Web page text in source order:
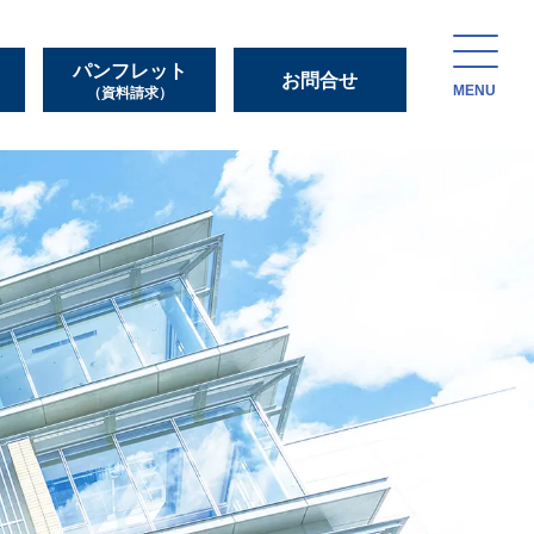
パンフレット
（資料請求）
お問合せ
MENU